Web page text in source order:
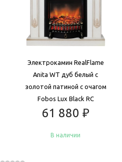
Электрокамин RealFlame
Anita WT дуб белый с
золотой патиной с очагом
Fobos Lux Black RC
61 880 ₽
В наличии